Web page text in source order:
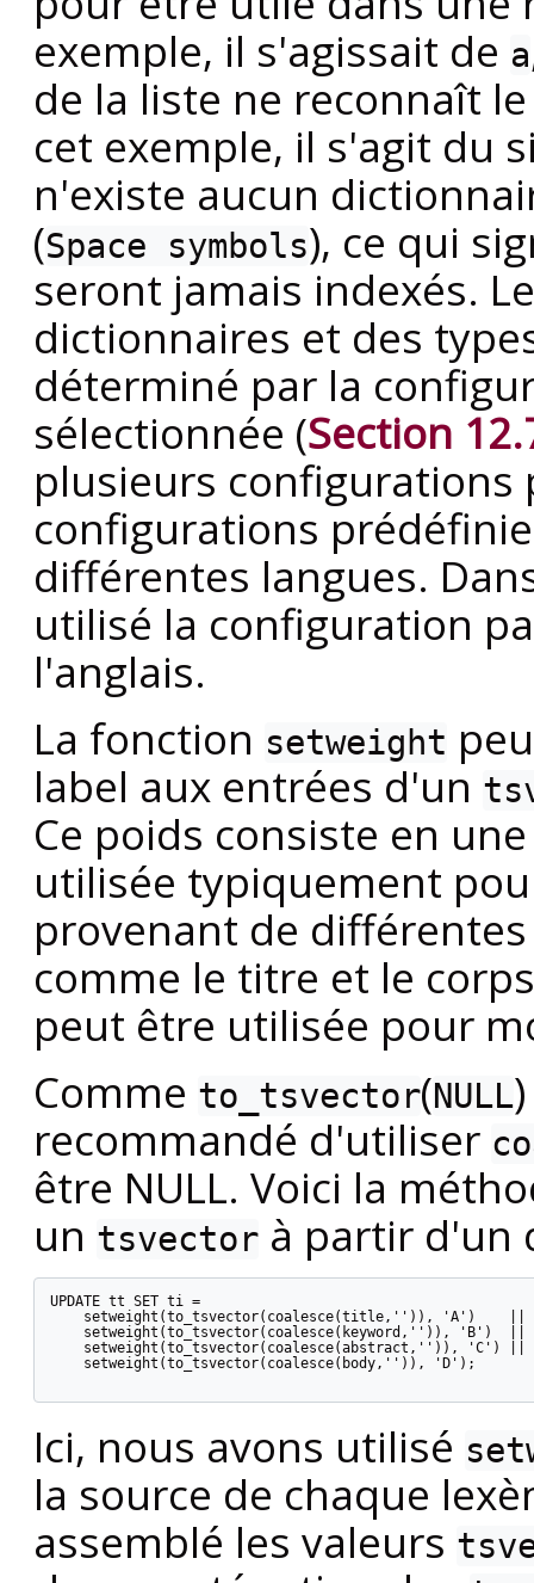
exemple, il s'agissait de a
de la liste ne reconnaît
cet exemple, il s'agit du
n'existe aucun
(Space symbols), ce qui
seront jamais indexés.
dictionnaires et des
déterminé par la
sélectionnée (Section
plusieurs configurations
configurations
différentes langues.
utilisé la configuration
l'anglais.
La fonction setweight
label aux entrées d'un
Ce poids consiste en
utilisée typiquement
provenant de
comme le titre et le
peut être utilisée pour
Comme to_tsvector(NULL
recommandé d'utiliser
être NULL. Voici la
un tsvector à partir d'un
UPDATE tt SET ti =
    setweight(to_tsvector(coalesce(title,'')), 'A')    ||
    setweight(to_tsvector(coalesce(keyword,'')), 'B')  ||
    setweight(to_tsvector(coalesce(abstract,'')), 'C') ||
    setweight(to_tsvector(coalesce(body,'')), 'D');
Ici, nous avons utilisé
la source de chaque
assemblé les valeurs